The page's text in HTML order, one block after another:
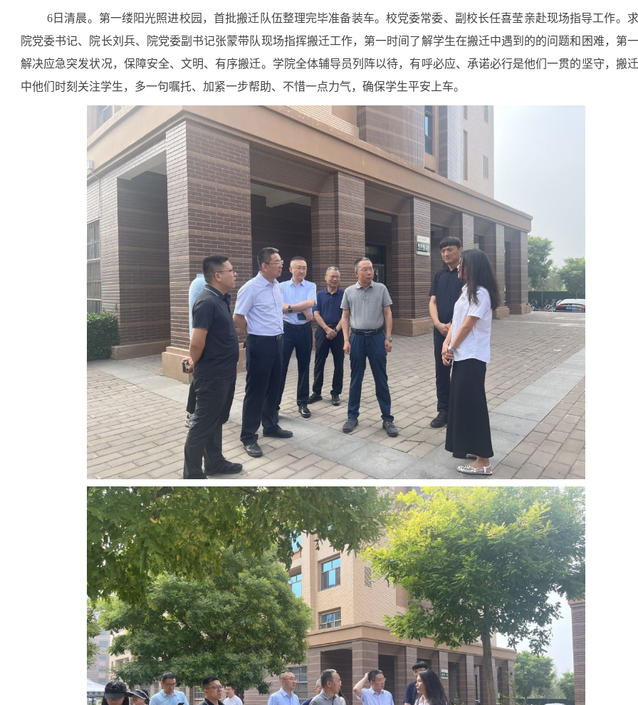
6日清晨。第一缕阳光照进校园，首批搬迁队伍整理完毕准备装车。校党委常委、副校长任喜莹亲赴现场指导工作。
院党委书记、院长刘兵、院党委副书记张蒙带队现场指挥搬迁工作，第一时间了解学生在搬迁中遇到的的问题和困难，第
解决应急突发状况，保障安全、文明、有序搬迁。学院全体辅导员列阵以待，有呼必应、承诺必行是他们一贯的坚守，搬
中他们时刻关注学生，多一句嘱托、加紧一步帮助、不惜一点力气，确保学生平安上车。